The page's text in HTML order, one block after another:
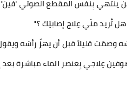
ينتهي بِنفس المقطع الصوتي
تُريد منّي عِلاج إصابتِك ؟"
وصمَت قليلاً قبل أن يهزّ رأسَه
عِلاجي بِعنصر الماء مباشرة بعد